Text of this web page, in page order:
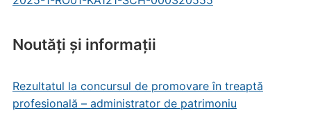
Noutăți și informații
Rezultatul la concursul de promovare în treaptă
profesională – administrator de patrimoniu